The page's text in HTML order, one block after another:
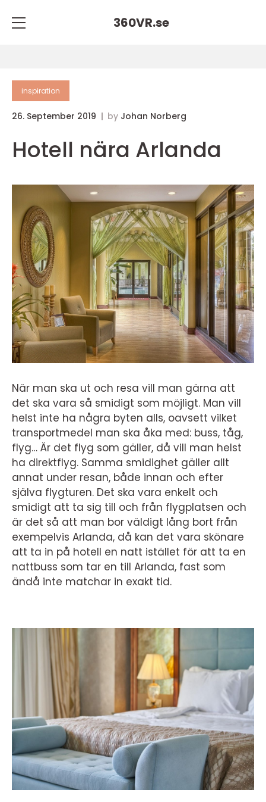
360VR.se
inspiration
26. September 2019 by Johan Norberg
Hotell nära Arlanda
När man ska ut och resa vill man gärna att
det ska vara så smidigt som möjligt. Man vill
helst inte ha några byten alls, oavsett vilket
transportmedel man ska åka med: buss, tåg,
flyg… Är det flyg som gäller, då vill man helst
ha direktflyg. Samma smidighet gäller allt
annat under resan, både innan och efter
själva flygturen. Det ska vara enkelt och
smidigt att ta sig till och från flygplatsen och
är det så att man bor väldigt lång bort från
exempelvis Arlanda, då kan det vara skönare
att ta in på hotell en natt istället för att ta en
nattbuss som tar en till Arlanda, fast som
ändå inte matchar in exakt tid.